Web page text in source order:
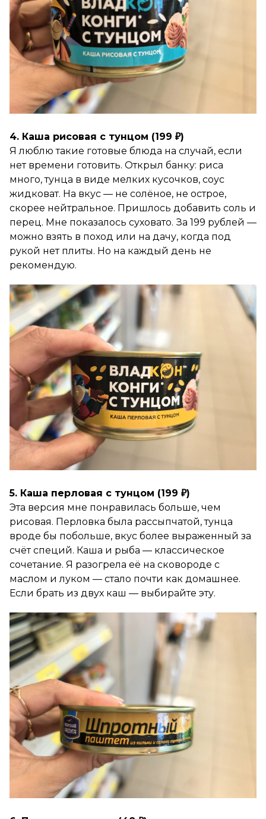
4. Каша рисовая с тунцом (199 ₽)
Я люблю такие готовые блюда на случай, если
нет времени готовить. Открыл банку: риса
много, тунца в виде мелких кусочков, соус
жидковат. На вкус — не солёное, не острое,
скорее нейтральное. Пришлось добавить соль и
перец. Мне показалось суховато. За 199 рублей —
можно взять в поход или на дачу, когда под
рукой нет плиты. Но на каждый день не
рекомендую.
5. Каша перловая с тунцом (199 ₽)
Эта версия мне понравилась больше, чем
рисовая. Перловка была рассыпчатой, тунца
вроде бы побольше, вкус более выраженный за
счёт специй. Каша и рыба — классическое
сочетание. Я разогрела её на сковороде с
маслом и луком — стало почти как домашнее.
Если брать из двух каш — выбирайте эту.